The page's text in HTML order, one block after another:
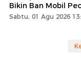
Bikin Ban Mobil
Sabtu, 01 Agu 2026